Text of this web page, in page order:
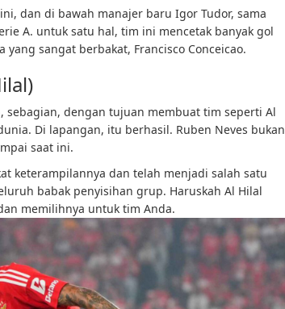
dan di bawah manajer baru Igor Tudor, sama
A. untuk satu hal, tim ini mencetak banyak gol
sangat berbakat, Francisco Conceicao.
dengan tujuan membuat tim seperti Al
Di lapangan, itu berhasil. Ruben Neves bukan
saat ini.
keterampilannya dan telah menjadi salah satu
babak penyisihan grup. Haruskah Al Hilal
memilihnya untuk tim Anda.